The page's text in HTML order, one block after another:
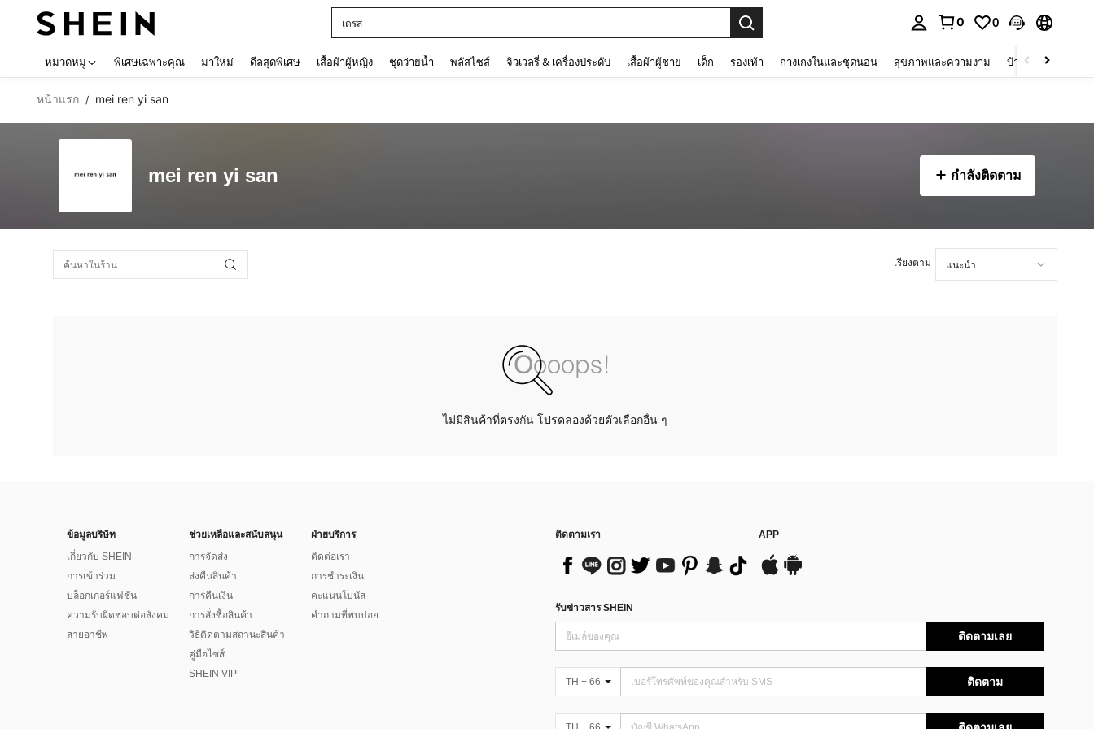
เดรส
0 0
หมวดหมู่ พิเศษเฉพาะคุณ มาใหม่ ดีลสุดพิเศษ เสื้อผ้าผู้หญิง ชุดว่ายน้ำ พลัสไซส์ จิวเวลรี่ & เครื่องประดับ เสื้อผ้าผู้ชาย เด็ก รองเท้า กางเกงในและชุดนอน สุขภาพและความงาม บ้านและที่อยู่อาศัย
หน้าแรก / mei ren yi san
mei ren yi san กำลังติดตาม
เรียงตาม
ไม่มีสินค้าที่ตรงกัน โปรดลองด้วยตัวเลือกอื่น ๆ
ข้อมูลบริษัท
เกี่ยวกับ SHEIN
การเข้าร่วม
บล็อกเกอร์แฟชั่น
ความรับผิดชอบต่อสังคม
สายอาชีพ
ช่วยเหลือและสนับสนุน
การจัดส่ง
ส่งคืนสินค้า
การคืนเงิน
การสั่งซื้อสินค้า
วิธีติดตามสถานะสินค้า
คู่มือไซส์
SHEIN VIP
ฝ่ายบริการ
ติดต่อเรา
การชำระเงิน
คะแนนโบนัส
คำถามที่พบบ่อย
ติดตามเรา APP
รับข่าวสาร SHEIN
ติดตามเลย
TH + 66 ติดตาม